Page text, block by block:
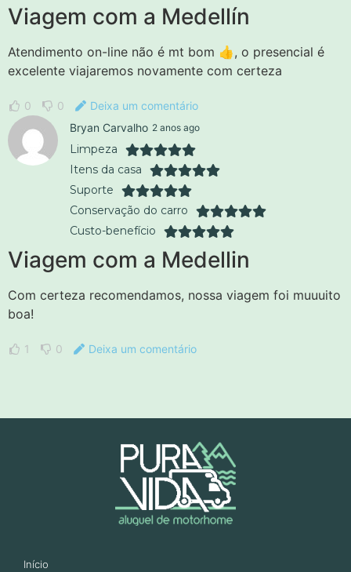
Viagem com a Medellín
Atendimento on-line não é mt bom 👍, o presencial é
excelente viajaremos novamente com certeza
0 0
Deixa um comentário
Bryan Carvalho 2 anos ago
Limpeza
Itens da casa
Suporte
Conservação do carro
Custo-benefício
Viagem com a Medellin
Com certeza recomendamos, nossa viagem foi muuuito
boa!
1 0 Deixa um comentário
Início